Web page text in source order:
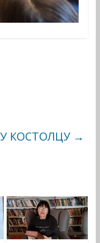
КОСТОЛЦУ →